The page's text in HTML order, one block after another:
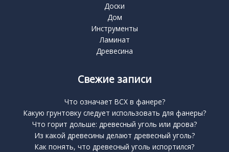
Доски
Дом
Инструменты
Ламинат
Древесина
Свежие записи
Что означает BCX в фанере?
Какую грунтовку следует использовать для фанеры?
Что горит дольше: древесный уголь или дрова?
Из какой древесины делают древесный уголь?
Как понять, что древесный уголь испортился?